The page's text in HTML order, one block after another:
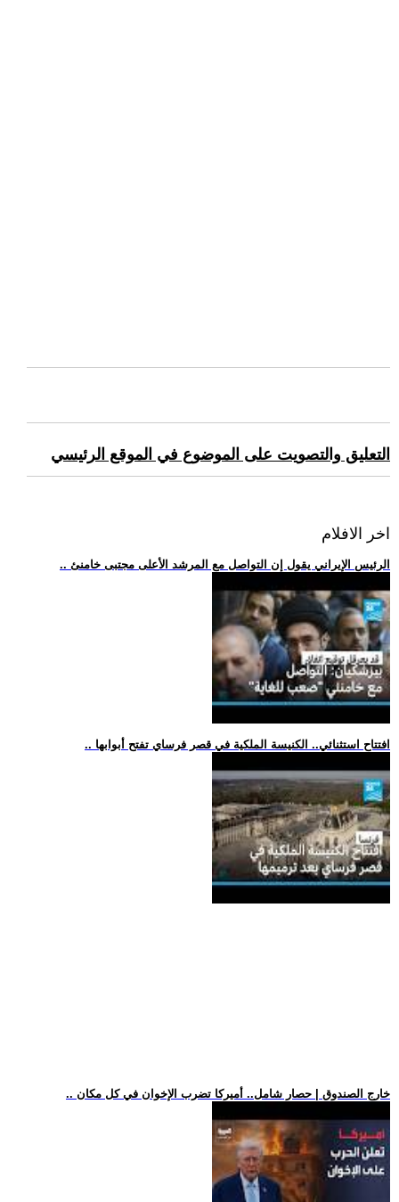
التعليق والتصويت على الموضوع في الموقع الرئيسي
اخر الافلام
.. الرئيس الإيراني يقول إن التواصل مع المرشد الأعلى مجتبى خامنئ
.. افتتاح استثنائي.. الكنيسة الملكية في قصر فرساي تفتح أبوابها
.. خارج الصندوق | حصار شامل.. أميركا تضرب الإخوان في كل مكان